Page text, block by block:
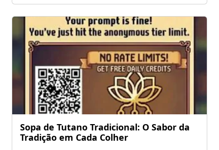
Sopa de Tutano Tradicional: O Sabor da
Tradição em Cada Colher